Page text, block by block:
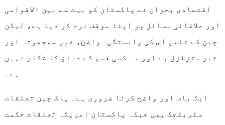
اقتصادی بحران نے پاکستان کو بہت سے بین الاقوامی
اور علاقائی مسائل پر اپنا موقف نرم کر دیا ہے، لیکن
چین کے تئیں اس کی وابستگی واضح، غیر سمجھوتہ اور
غیر متزلزل ہے اور یہ کسی قسم کے دباؤ کا شکار نہیں
ہے۔
ایک بات اور واضح کرنا ضروری ہے۔ پاک چین تعلقات
سٹریٹجک ہیں جبکہ پاکستان امریکہ تعلقات حکمت